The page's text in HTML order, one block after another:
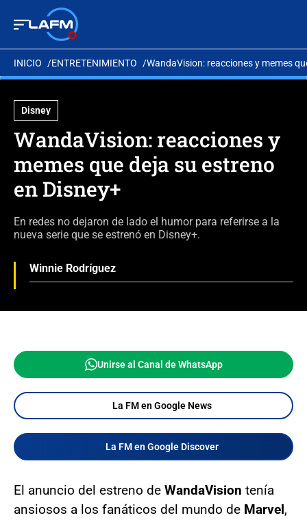
INICIO ENTRETENIMIENTO WandaVision: reacciones y memes
Disney
WandaVision: reacciones y
memes que deja su estreno
en Disney+
En redes no dejaron de lado el humor para referirse a la
nueva serie que se estrenó en Disney+.
Winnie Rodríguez
Unirse al Canal de WhatsApp
La FM en Google News
La FM en Google Discover
El anuncio del estreno de WandaVision tenía
ansiosos a los fanáticos del mundo de Marvel,